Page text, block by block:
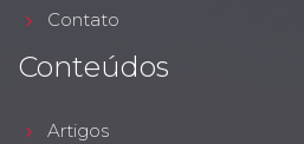
Contato
Conteúdos
Artigos